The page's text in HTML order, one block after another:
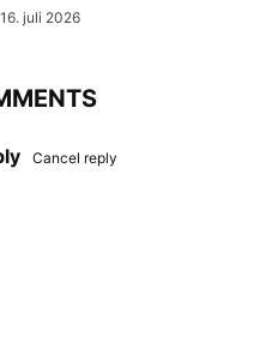
16. juli 2026
Cancel reply